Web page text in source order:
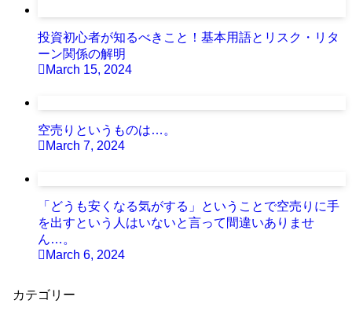
投資初心者が知るべきこと！基本用語とリスク・リタ
ーン関係の解明
March 15, 2024
空売りというものは…。
March 7, 2024
「どうも安くなる気がする」ということで空売りに手
を出すという人はいないと言って間違いありませ
ん…。
March 6, 2024
カテゴリー